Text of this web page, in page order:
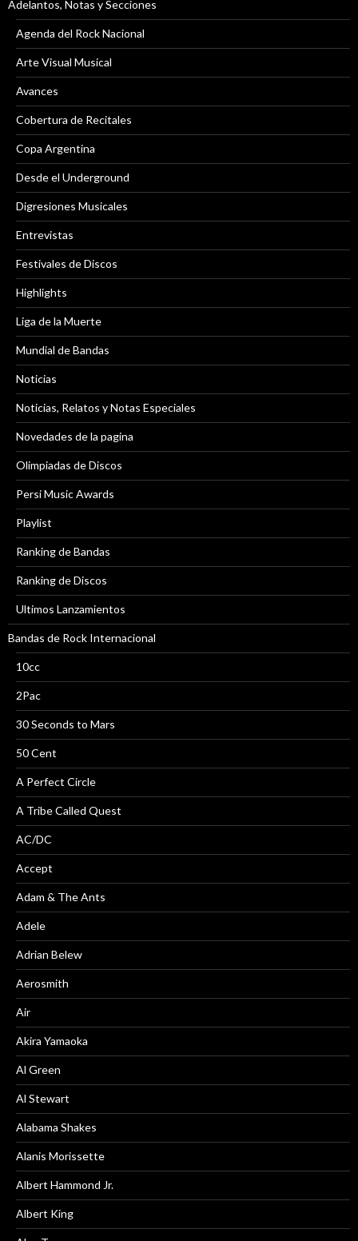
Adelantos, Notas y Secciones
Agenda del Rock Nacional
Arte Visual Musical
Avances
Cobertura de Recitales
Copa Argentina
Desde el Underground
Digresiones Musicales
Entrevistas
Festivales de Discos
Highlights
Liga de la Muerte
Mundial de Bandas
Noticias
Noticias, Relatos y Notas Especiales
Novedades de la pagina
Olimpiadas de Discos
Persi Music Awards
Playlist
Ranking de Bandas
Ranking de Discos
Ultimos Lanzamientos
Bandas de Rock Internacional
10cc
2Pac
30 Seconds to Mars
50 Cent
A Perfect Circle
A Tribe Called Quest
AC/DC
Accept
Adam & The Ants
Adele
Adrian Belew
Aerosmith
Air
Akira Yamaoka
Al Green
Al Stewart
Alabama Shakes
Alanis Morissette
Albert Hammond Jr.
Albert King